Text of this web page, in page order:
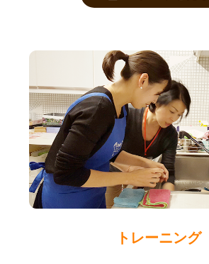
トレーニング